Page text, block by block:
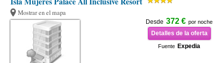
Mostrar en el mapa
Desde 372 € por noche
Detalles de la oferta
Fuente Expedia